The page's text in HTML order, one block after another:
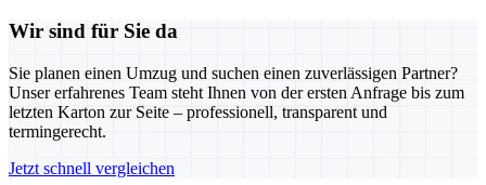
Wir sind für Sie da
Sie planen einen Umzug und suchen einen zuverlässigen Partner?
Unser erfahrenes Team steht Ihnen von der ersten Anfrage bis zum
letzten Karton zur Seite – professionell, transparent und
termingerecht.
Jetzt schnell vergleichen